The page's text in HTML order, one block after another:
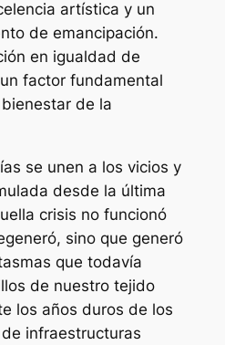
artística y un
de emancipación.
en igualdad de
factor fundamental
de la
se unen a los vicios y
desde la última
crisis no funcionó
sino que generó
que todavía
de nuestro tejido
los años duros de los
infraestructuras